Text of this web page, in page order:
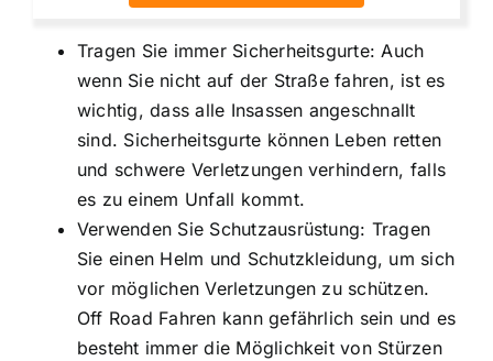
Tragen Sie immer Sicherheitsgurte: Auch
wenn Sie nicht auf der Straße fahren, ist es
wichtig, dass alle Insassen angeschnallt
sind. Sicherheitsgurte können Leben retten
und schwere Verletzungen verhindern, falls
es zu einem Unfall kommt.
Verwenden Sie Schutzausrüstung: Tragen
Sie einen Helm und Schutzkleidung, um sich
vor möglichen Verletzungen zu schützen.
Off Road Fahren kann gefährlich sein und es
besteht immer die Möglichkeit von Stürzen